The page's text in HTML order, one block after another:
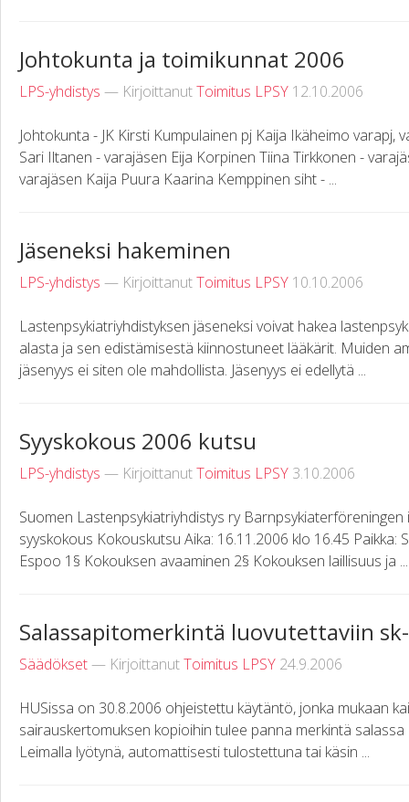
Johtokunta ja toimikunnat 2006
LPS-yhdistys — KirjoittanutToimitus LPSY 12.10.2006
Johtokunta - JK Kirsti Kumpulainen pj Kaija Ikäheimo varapj,
Sari Iltanen - varajäsen Eija Korpinen Tiina Tirkkonen -
varajäsen Kaija Puura Kaarina Kemppinen siht - ...
Jäseneksi hakeminen
LPS-yhdistys — KirjoittanutToimitus LPSY 10.10.2006
Lastenpsykiatriyhdistyksen jäseneksi voivat hakea
alasta ja sen edistämisestä kiinnostuneet lääkärit. Muiden
jäsenyys ei siten ole mahdollista. Jäsenyys ei edellytä ...
Syyskokous 2006 kutsu
LPS-yhdistys — KirjoittanutToimitus LPSY 3.10.2006
Suomen Lastenpsykiatriyhdistys ry
syyskokous Kokouskutsu Aika: 16.11.2006 klo 16.45 Paikka:
Espoo 1§ Kokouksen avaaminen 2§ Kokouksen laillisuus ja ...
Salassapitomerkintä luovutettaviin
Säädökset— KirjoittanutToimitus LPSY 24.9.2006
HUSissa on 30.8.2006 ohjeistettu käytäntö, jonka mukaan
sairauskertomuksen kopioihin tulee panna merkintä
Leimalla lyötynä, automattisesti tulostettuna tai käsin ...